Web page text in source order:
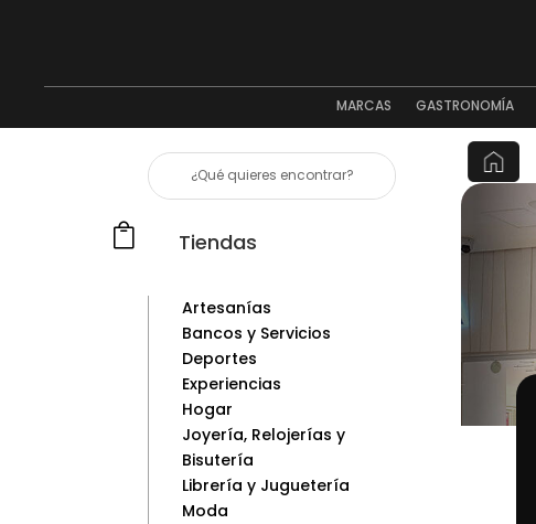
MARCAS GASTRONOMÍA
 Tiendas
Artesanías
Bancos y Servicios
Deportes
Experiencias
Hogar
Joyería, Relojerías y
Bisutería
Librería y Juguetería
Moda